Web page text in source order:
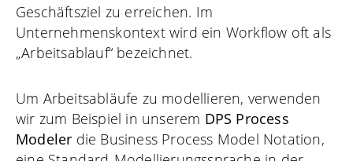
Geschäftsziel zu erreichen. Im
Unternehmenskontext wird ein Workflow oft als
„Arbeitsablauf“ bezeichnet.
Um Arbeitsabläufe zu modellieren, verwenden
wir zum Beispiel in unserem DPS Process
Modeler die Business Process Model Notation,